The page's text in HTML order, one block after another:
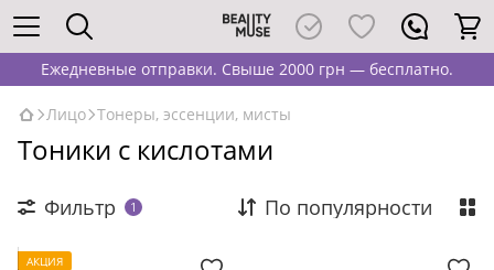
Ежедневные отправки. Свыше 2000 грн — бесплатно.
Лицо Тонеры, эссенции, мисты
Тоники с кислотами
Фильтр 1 По популярности
АКЦИЯ